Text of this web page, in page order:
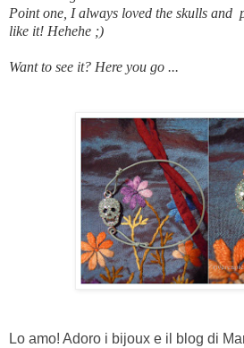
Point one I always loved the skulls and
like it! Hehehe ;)
Want to see it? Here you go ...
Lo amo! Adoro i bijoux e il blog di